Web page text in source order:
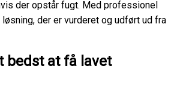
der opstår fugt. Med professionel
der er vurderet og udført ud fra
bedst at få lavet